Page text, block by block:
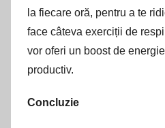
la fiecare oră, pentru a te
face câteva exerciții de
vor oferi un boost de
productiv.
Concluzie